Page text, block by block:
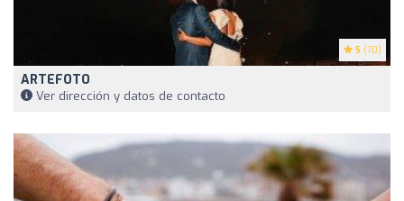
5 (70)
ARTEFOTO
Ver dirección y datos de contacto